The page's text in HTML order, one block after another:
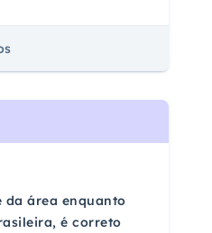
da área enquanto
é correto